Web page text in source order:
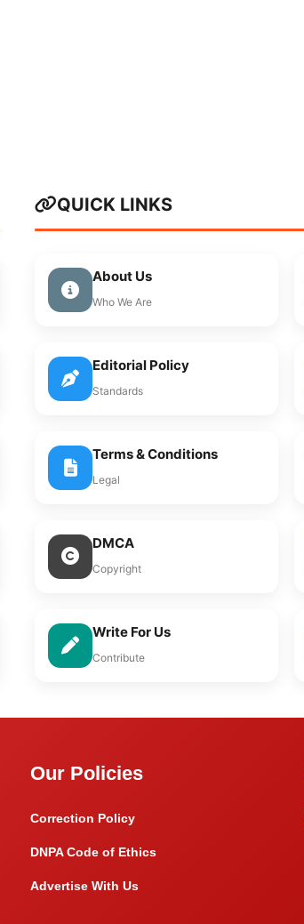
QUICK LINKS
About Us
Who We Are
Editorial Policy
Standards
Terms & Conditions
Legal
DMCA
Copyright
Write For Us
Contribute
Our Policies
Correction Policy
DNPA Code of Ethics
Advertise With Us